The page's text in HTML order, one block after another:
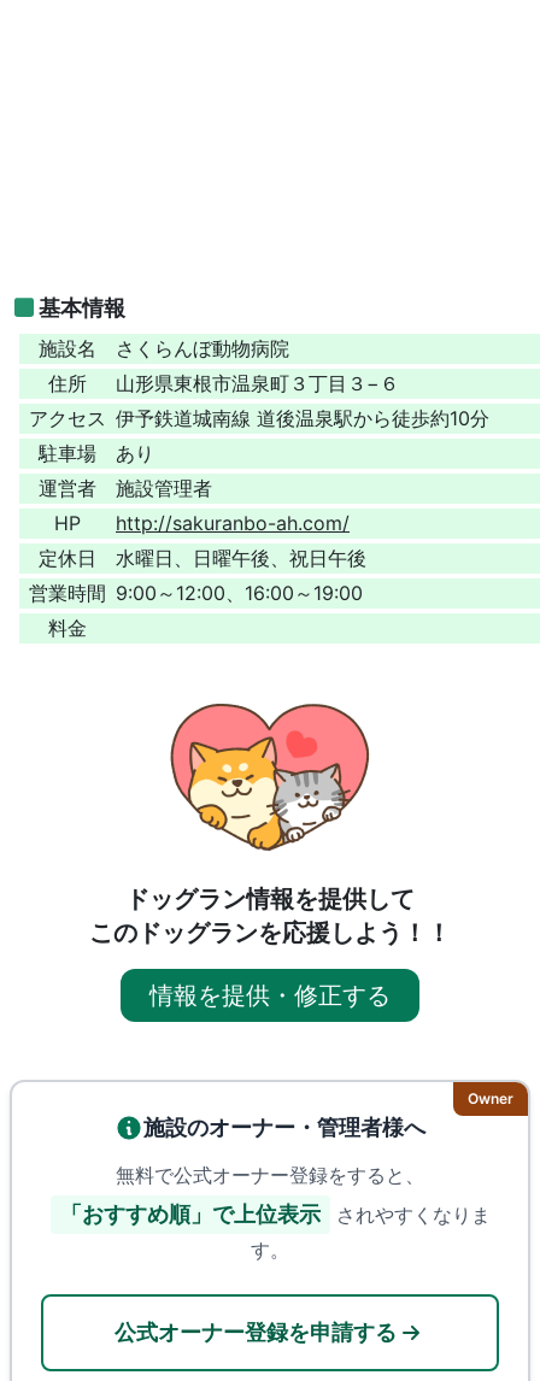
基本情報
施設名
さくらんぼ動物病院
住所
山形県東根市温泉町３丁目３−６
アクセス 伊予鉄道城南線 道後温泉駅から徒歩約10分
駐車場
あり
運営者
施設管理者
HP
http://sakuranbo-ah.com/
定休日
水曜日、日曜午後、祝日午後
営業時間 9:00～12:00、16:00～19:00
料金
ドッグラン情報を提供して
このドッグランを応援しよう！！
情報を提供・修正する
Owner
施設のオーナー・管理者様へ
無料で公式オーナー登録をすると、
「おすすめ順」で上位表示
されやすくなりま
す。
公式オーナー登録を申請する